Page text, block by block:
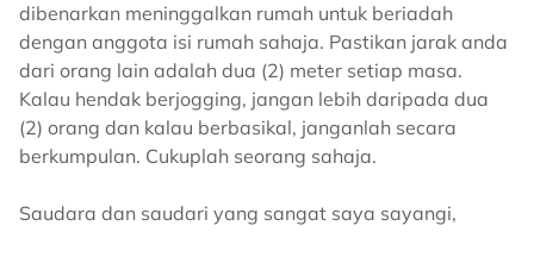
dibenarkan meninggalkan rumah untuk beriadah
dengan anggota isi rumah sahaja. Pastikan jarak anda
dari orang lain adalah dua (2) meter setiap masa.
Kalau hendak berjogging, jangan lebih daripada dua
(2) orang dan kalau berbasikal, janganlah secara
berkumpulan. Cukuplah seorang sahaja.
Saudara dan saudari yang sangat saya sayangi,